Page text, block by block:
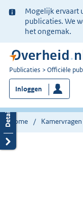
Ter
informatie:
Mogelijk ervaart
publicaties. We
het ongemak.
U
bent
nu
hier:
Publicaties Officiële
Inloggen
Home